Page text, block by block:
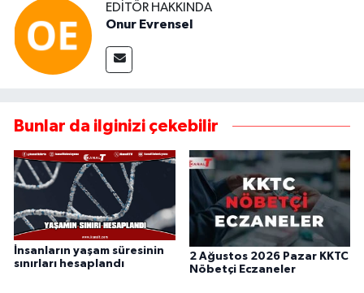
EDITÖR HAKKINDA
Onur Evrensel
Bunlar da ilginizi çekebilir
İnsanların yaşam süresinin
sınırları hesaplandı
2 Ağustos 2026 Pazar KKTC
Nöbetçi Eczaneler